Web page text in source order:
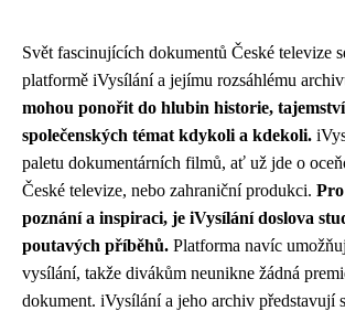
Svět fascinujících dokumentů České televize
platformě iVysílání a jejímu rozsáhlému
mohou ponořit do hlubin historie,
společenských témat kdykoli a kdekoli.
paletu dokumentárních filmů, ať už jde o
České televize, nebo zahraniční produkci.
poznání a inspiraci, je iVysílání doslova
poutavých příběhů. Platforma navíc
vysílání, takže divákům neunikne žádná
dokument. iVysílání a jeho archiv představují